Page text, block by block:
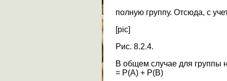
полную группу. Отсюда, с
[pic]
Рис. 8.2.4.
В общем случае для группы
= P(A) + P(B)